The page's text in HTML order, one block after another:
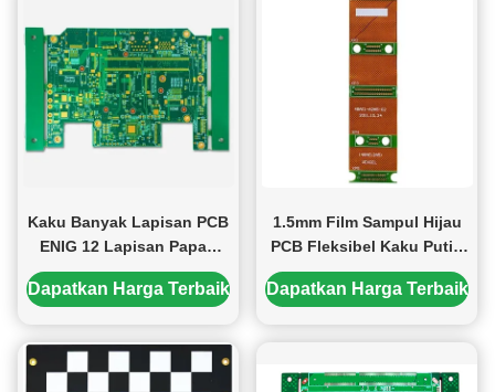
Kaku Banyak Lapisan PCB
ENIG 12 Lapisan Papan
Sirkuit PCB Hijau Putih
Dapatkan Harga Terbaik
1.5mm Film Sampul Hijau
PCB Fleksibel Kaku Putih
10 Lapisan PCB ENIG
Dapatkan Harga Terbaik